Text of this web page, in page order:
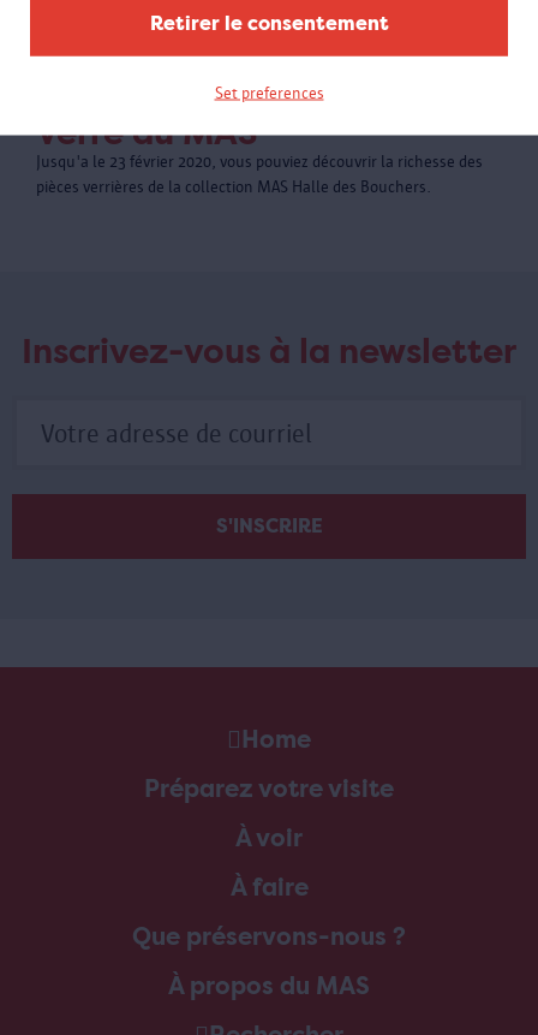
Retirer le consentement
Set preferences
Verre au MAS
Jusqu'a le 23 février 2020, vous pouviez découvrir la richesse des
pièces verrières de la collection MAS Halle des Bouchers.
Inscrivez-vous à la newsletter
Home
Préparez votre visite
À voir
À faire
Que préservons-nous ?
À propos du MAS